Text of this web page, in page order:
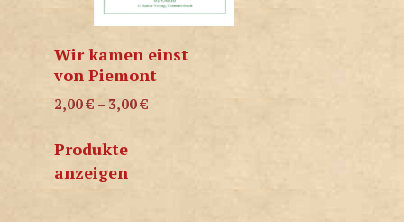
Wir kamen einst
von Piemont
2,00€ – 3,00€
Produkte
anzeigen